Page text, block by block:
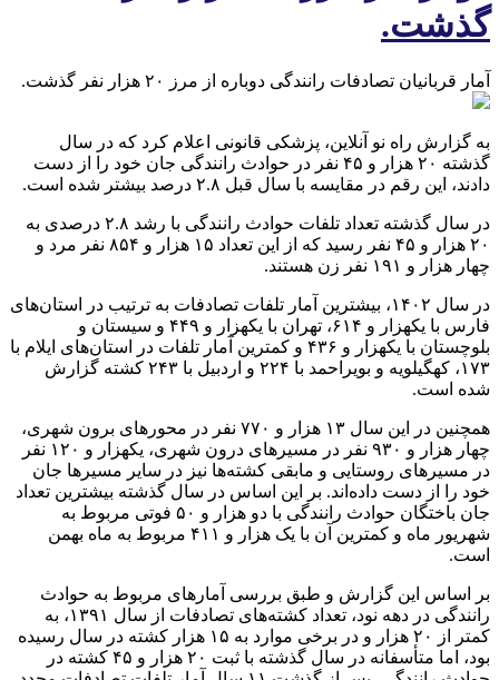
گذشت.
آمار قربانیان تصادفات رانندگی دوباره از مرز ۲۰ هزار نفر گذشت.
به گزارش راه نو آنلاین، پزشکی قانونی اعلام کرد که در سال
گذشته ۲۰ هزار و ۴۵ نفر در حوادث رانندگی جان خود را از دست
دادند، این رقم در مقایسه با سال قبل ۲.۸ درصد بیشتر شده است.
در سال گذشته تعداد تلفات حوادث رانندگی با رشد ۲.۸ درصدی به
۲۰ هزار و ۴۵ نفر رسید که از این تعداد ۱۵ هزار و ۸۵۴ نفر مرد و
چهار هزار و ۱۹۱ نفر زن هستند.
در سال ۱۴۰۲، بیشترین آمار تلفات تصادفات به ترتیب در استان‌های
فارس با یکهزار و ۶۱۴، تهران با یکهزار و ۴۴۹ و سیستان و
بلوچستان با یکهزار و ۴۳۶ و کمترین آمار تلفات در استان‌های ایلام با
۱۷۳، کهگیلویه و بویراحمد با ۲۲۴ و اردبیل با ۲۴۳ کشته گزارش
شده است.
همچنین در این سال ۱۳ هزار و ۷۷۰ نفر در محورهای برون شهری،
چهار هزار و ۹۳۰ نفر در مسیرهای درون شهری، یکهزار و ۱۲۰ نفر
در مسیرهای روستایی و مابقی کشته‌ها نیز در سایر مسیرها جان
خود را از دست داده‌اند. بر این اساس در سال گذشته بیشترین تعداد
جان باختگان حوادث رانندگی با دو هزار و ۵۰ فوتی مربوط به
شهریور ماه و کمترین آن با یک هزار و ۴۱۱ مربوط به ماه بهمن
است.
بر اساس این گزارش و طبق بررسی آمارهای مربوط به حوادث
رانندگی در دهه نود، تعداد کشته‌های تصادفات از سال ۱۳۹۱، به
کمتر از ۲۰ هزار و در برخی موارد به ۱۵ هزار کشته در سال رسیده
بود، اما متأسفانه در سال گذشته با ثبت ۲۰ هزار و ۴۵ کشته در